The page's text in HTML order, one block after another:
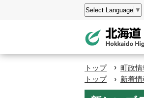
設
Select Language ▼
トップ › 町政情
トップ
› 新着情
ペ